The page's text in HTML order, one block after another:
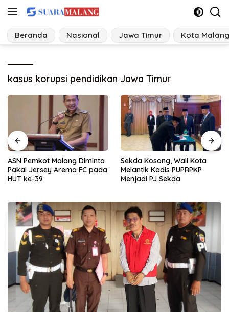
Langsung
konten
Beranda Nasional Jawa Timur Kota Malang
kasus korupsi pendidikan Jawa Timur
Sekda Kosong, Wali Kota
Melantik Kadis PUPRPKP
Menjadi PJ Sekda
Kasus Perceraian di Jatim
Tertinggi dipegang
Kabupaten Malang